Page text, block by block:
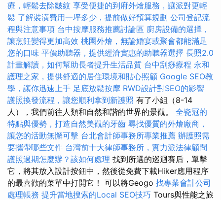
療，輕鬆去除皺紋 享受便捷的到府外燴服務，讓派對更輕
鬆 了解裝潢費用一坪多少，提前做好預算規劃 公司登記流
程與注意事項 台中按摩服務推薦討論區 廚房設備的選擇，
讓烹飪變得更加高效 桃園外燴，無論婚宴或聚會都能滿足
您的口味 平價助聽器，提供經濟實惠的助聽器選擇 長照2.0
計畫解讀，如何幫助長者提升生活品質 台中刮痧療程 永和
護理之家，提供舒適的居住環境和貼心照顧 Google SEO教
學，讓你迅速上手 足底放鬆按摩 RWD設計對SEO的影響
護照換發流程，讓您順利拿到新護照 有了小組（8-14
人），我們前往人類和自然和諧的世界的景觀。 全瓷冠的
特點與優勢，打造自然美觀的牙齒 尋找優質的外燴廠商，
讓您的活動無懈可擊 台北會計師事務所專業推薦 辦護照需
要攜帶哪些文件 台灣前十大律師事務所，實力派法律顧問
護照過期怎麼辦？該如何處理 找到所選的巡迴賽后，單擊
它，將其放入設計按鈕中，然後從免費下載Hiker應用程序
的最喜歡的菜單中打開它！ 可以將Geogo 找專業會計公司
處理帳務 提升當地搜索的Local SEO技巧 Tours與性能之旅